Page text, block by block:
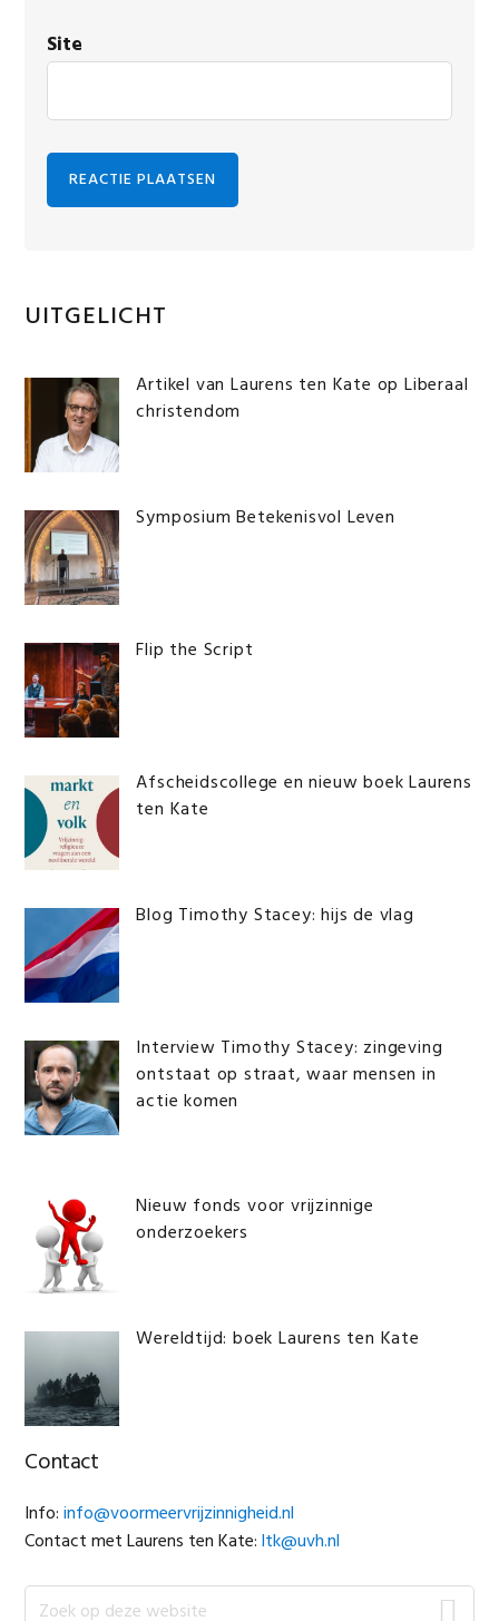
Site
Primaire
Sidebar
UITGELICHT
Artikel van Laurens ten Kate op Liberaal
christendom
Symposium Betekenisvol Leven
Flip the Script
Afscheidscollege en nieuw boek Laurens
ten Kate
Blog Timothy Stacey: hijs de vlag
Interview Timothy Stacey: zingeving
ontstaat op straat, waar mensen in
actie komen
Nieuw fonds voor vrijzinnige
onderzoekers
Wereldtijd: boek Laurens ten Kate
Contact
Info:info@voormeervrijzinnigheid.nl
Contact met Laurens ten Kate:ltk@uvh.nl
Zoek